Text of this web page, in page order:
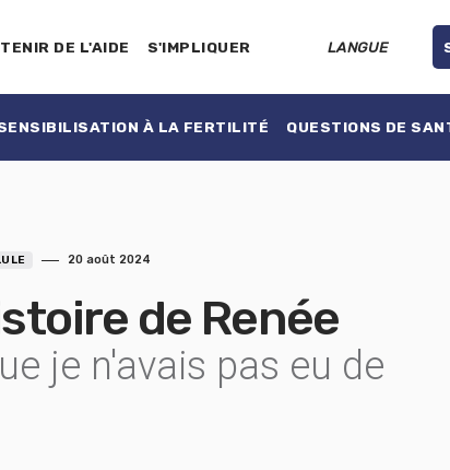
DE L'AIDE S'IMPLIQUER LANGUE
À LA FERTILITÉ QUESTIONS DE
20 août 2024
de Renée
je n'avais pas eu de